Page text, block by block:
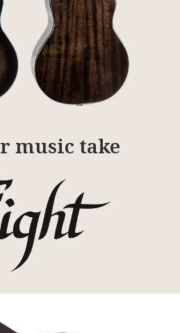
music take